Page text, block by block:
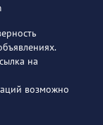
на
возможно